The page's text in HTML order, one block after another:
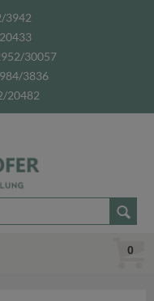
3942
30057
3836
20482
0